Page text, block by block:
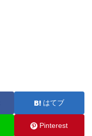
はてブ
Pinterest